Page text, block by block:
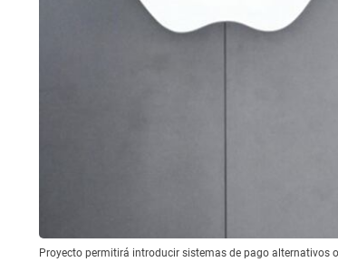
Proyecto permitirá introducir sistemas de pago alternativos